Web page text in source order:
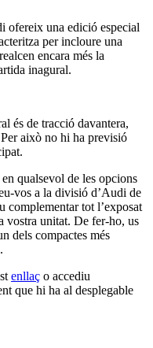
ofereix una edició especial
per incloure una
encara més la
inagural.
és de tracció davantera,
això no hi ha previsió
qualsevol de les opcions
vos a la divisió d’Audi de
tot l’exposat
vostra unitat. De fer-ho, us
dels compactes més
enllaç o accediu
que hi ha al desplegable